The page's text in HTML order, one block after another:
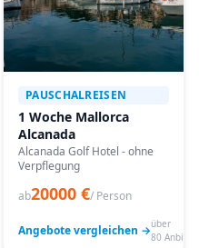
PAUSCHALREISEN
1 Woche Mallorca
Alcanada
Alcanada Golf Hotel - ohne
Verpflegung
ab20000 €/ Person
Angebote vergleichen →über
80